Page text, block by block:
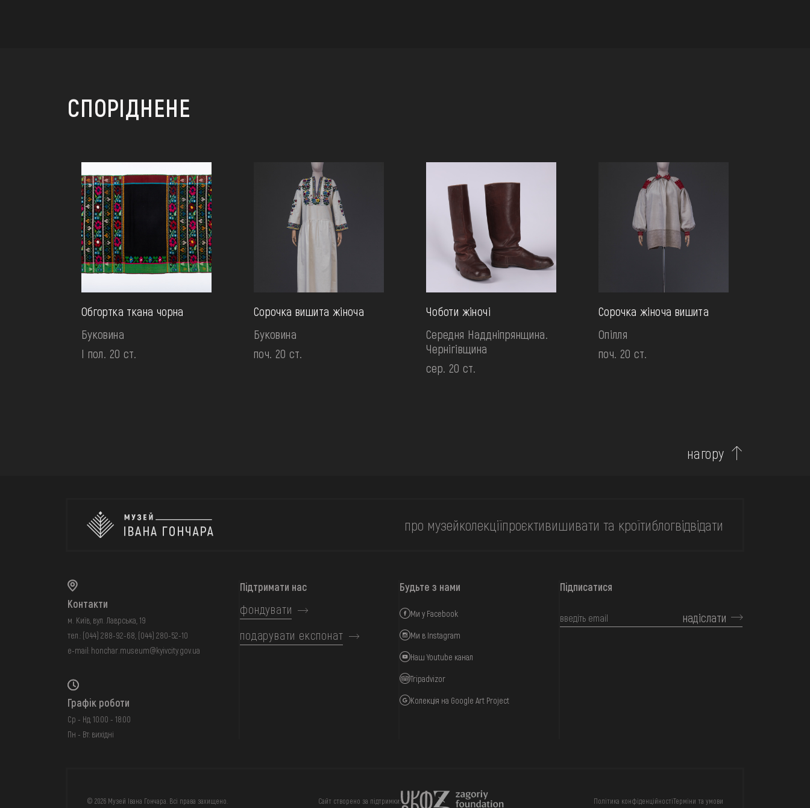
FAQ ОНЛАЙН-КРАМНИЦЯ ПІДТРИМАТИ КОНТАКТИ
СПОРІДНЕНЕ
Обгортка ткана чорна
Буковина
І пол. 20 ст.
Сорочка вишита жіноча
Буковина
поч. 20 ст.
Чоботи жіночі
Середня Наддніпрянщина.
Чернігівщина
сер. 20 ст.
Сорочка жіноча вишита
Опілля
поч. 20 ст.
нагору
про музейколекціїпроєктивишивати та кроїтиблогвідвідати
Контакти
м. Київ, вул. Лаврська, 19
тел.: (044) 288-92-68 (044) 280-52-10
e-mail: honchar.museum@kyivcity.gov.ua
Графік роботи
Ср - Нд: 10:00 - 18:00
Пн - Вт: вихідні
Підтримати нас
фондувати
подарувати експонат
Будьте з нами
Ми у Facebook
Ми в Instagram
Наш Youtube канал
Tripadvizor
Колекція на Google Art Project
Підписатися
надіслати
© 2026 Музей Івана Гончара. Всі права захищено. Сайт створено за підтримки: Політика конфіденційностіТерміни та умови